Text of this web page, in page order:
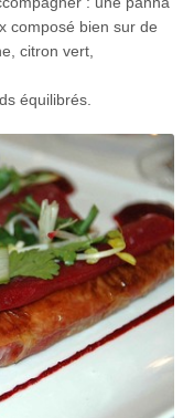
composé bien sur de
citron vert,
équilibrés.